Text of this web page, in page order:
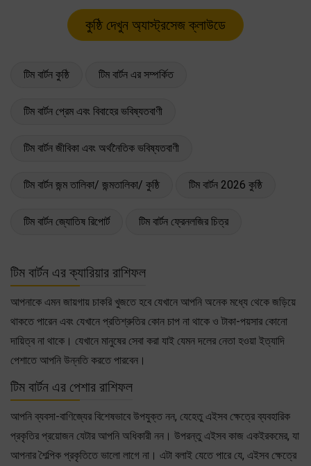
টিম বার্টন কুষ্ঠি টিম বার্টন এর সম্পর্কিত
টিম বার্টন প্রেম এবং বিবাহের ভবিষ্যতবাণী
টিম বার্টন জীবিকা এবং অর্থনৈতিক ভবিষ্যতবাণী
টিম বার্টন জন্ম তালিকা/ জন্মতালিকা/ কুষ্ঠি টিম বার্টন 2026 কুষ্ঠি
টিম বার্টন জ্যোতিষ রিপোর্ট টিম বার্টন ফ্রেনলজির চিত্র
টিম বার্টন এর ক্যারিয়ার রাশিফল
আপনাকে এমন জায়গায় চাকরি খুজতে হবে যেখানে আপনি অনেক মধ্যে থেকে জড়িয়ে
থাকতে পারেন এবং যেখানে প্রতিশ্রুতির কোন চাপ না থাকে ও টাকা-পয়সার কোনো
দায়িত্ব না থাকে। যেখানে মানুষের সেবা করা যাই যেমন দলের নেতা হওয়া ইত্যাদি
পেশাতে আপনি উন্নতি করতে পারবেন।
টিম বার্টন এর পেশার রাশিফল
আপনি ব্যবসা-বাণিজ্যের বিশেষভাবে উপযুক্ত নন, যেহেতু এইসব ক্ষেত্রে ব্যবহারিক
প্রকৃতির প্রয়োজন যেটার আপনি অধিকারী নন। উপরন্তু এইসব কাজ একইরকমের, যা
আপনার শৈল্পিক প্রকৃতিতে ভালো লাগে না। এটা বলাই যেতে পারে যে, এইসব ক্ষেত্রে